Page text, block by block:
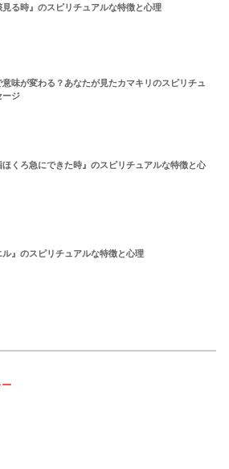
見る時』のスピリチュアルな特徴と心理
味が変わる？あなたが見たカマキリのスピリチュ
ージ
ほくろ急にできた時』のスピリチュアルな特徴と心
ル』のスピリチュアルな特徴と心理